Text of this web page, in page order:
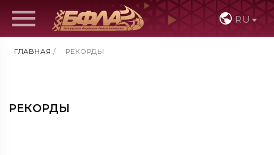
RU
ГЛАВНАЯ / РЕКОРДЫ
РЕКОРДЫ